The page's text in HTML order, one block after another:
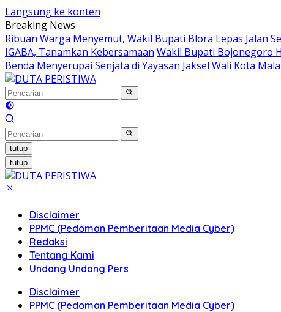
Langsung ke konten
Breaking News
Ribuan Warga Menyemut, Wakil Bupati Blora Lepas Jalan
IGABA, Tanamkan Kebersamaan Wakil Bupati Bojonegoro
Benda Menyerupai Senjata di Yayasan Jaksel Wali Kota
tutup
tutup
Disclaimer
PPMC (Pedoman Pemberitaan Media Cyber)
Redaksi
Tentang Kami
Undang Undang Pers
Disclaimer
PPMC (Pedoman Pemberitaan Media Cyber)